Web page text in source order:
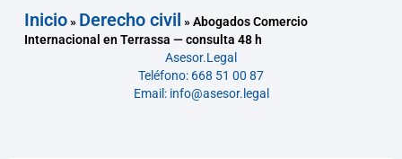
Inicio» Derecho civil »Abogados Comercio
Internacional en Terrassa — consulta 48 h
Asesor.Legal
Teléfono: 668 51 00 87
Email: info@asesor.legal